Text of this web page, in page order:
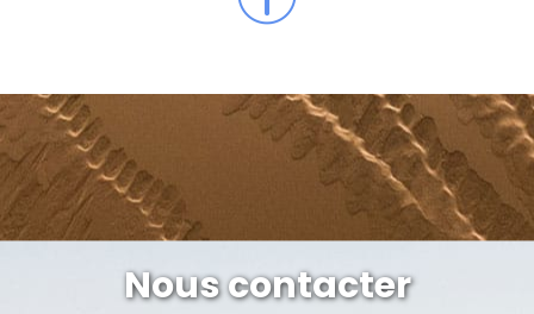
Nous contacter